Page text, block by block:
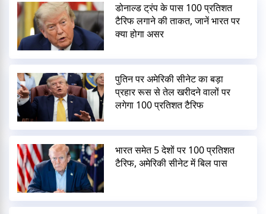
डोनाल्ड ट्रंप के पास 100 प्रतिशत
टैरिफ लगाने की ताकत, जानें भारत पर
क्या होगा असर
पुतिन पर अमेरिकी सीनेट का बड़ा
प्रहार रूस से तेल खरीदने वालों पर
लगेगा 100 प्रतिशत टैरिफ
भारत समेत 5 देशों पर 100 प्रतिशत
टैरिफ, अमेरिकी सीनेट में बिल पास